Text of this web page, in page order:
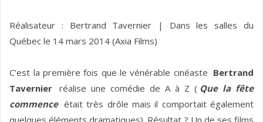
Réalisateur : Bertrand Tavernier | Dans les salles du
Québec le 14 mars 2014 (Axia Films)
C’est la première fois que le vénérable cinéaste Bertrand
Tavernier réalise une comédie de A à Z ( Que la fête
commence était très drôle mais il comportait également
quelques éléments dramatiques). Résultat ? Un de ses films